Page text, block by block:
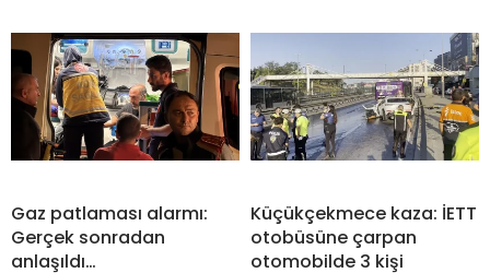
Gaz patlaması alarmı:
Gerçek sonradan
anlaşıldı…
Küçükçekmece kaza: İETT
otobüsüne çarpan
otomobilde 3 kişi